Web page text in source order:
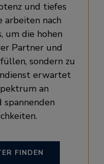
und tiefes
arbeiten nach
um die hohen
Partner und
sondern zu
erwartet
an
spannenden
FINDEN